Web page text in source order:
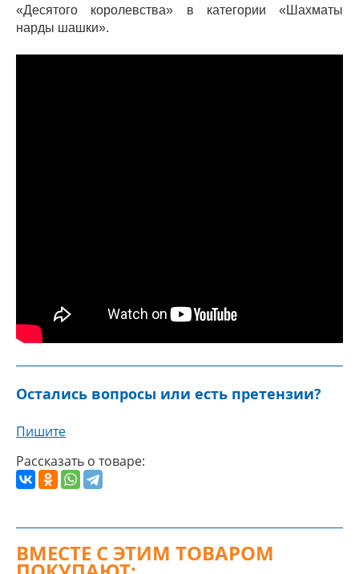
«Десятого королевства» в категории «Шахматы
нарды шашки».
Остались вопросы или есть претензии?
Пишите
Рассказать о товаре:
ВМЕСТЕ С ЭТИМ ТОВАРОМ